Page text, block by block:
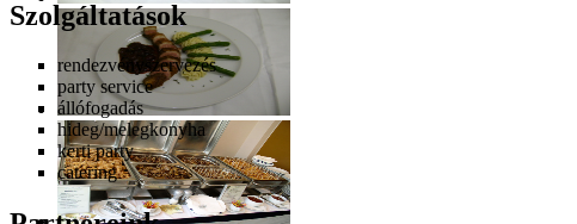
Szolgáltatások
rendezvényszervezés
party service
állófogadás
hideg/melegkonyha
kerti party
catering